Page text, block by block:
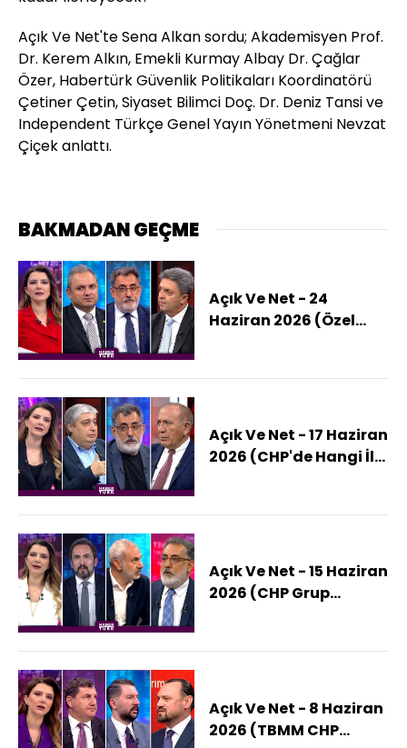
Açık Ve Net'te Sena Alkan sordu; Akademisyen Prof.
Dr. Kerem Alkın, Emekli Kurmay Albay Dr. Çağlar
Özer, Habertürk Güvenlik Politikaları Koordinatörü
Çetiner Çetin, Siyaset Bilimci Doç. Dr. Deniz Tansi ve
Independent Türkçe Genel Yayın Yönetmeni Nevzat
Çiçek anlattı.
BAKMADAN GEÇME
Açık Ve Net - 24
Haziran 2026 (Özel
Açık Ve Net - 17 Haziran
2026 (CHP'de Hangi İl
Açık Ve Net - 15 Haziran
2026 (CHP Grup
Açık Ve Net - 8 Haziran
2026 (TBMM CHP